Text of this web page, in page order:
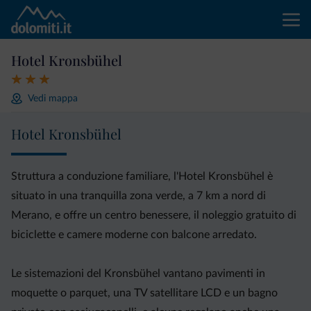
Hotel Kronsbühel
Vedi mappa
Hotel Kronsbühel
Struttura a conduzione familiare, l'Hotel Kronsbühel è
situato in una tranquilla zona verde, a 7 km a nord di
Merano, e offre un centro benessere, il noleggio gratuito di
biciclette e camere moderne con balcone arredato.
Le sistemazioni del Kronsbühel vantano pavimenti in
moquette o parquet, una TV satellitare LCD e un bagno